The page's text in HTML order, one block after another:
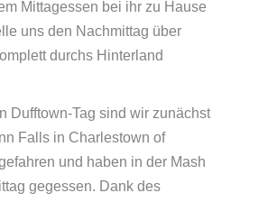
Mittagessen bei ihr zu Hause
uns den Nachmittag über
durchs Hinterland
Dufftown-Tag sind wir zunächst
Falls in Charlestown of
und haben in der Mash
gegessen. Dank des